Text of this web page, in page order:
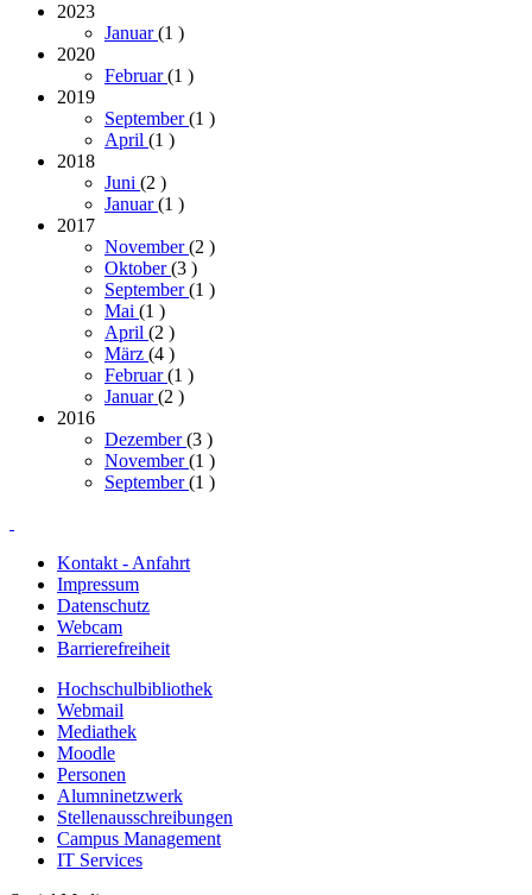
2023
Januar(1 )
2020
Februar(1 )
2019
September(1 )
April (1 )
2018
Juni (2 )
Januar(1 )
2017
November(2 )
Oktober(3 )
September(1 )
Mai (1 )
April (2 )
März (4 )
Februar(1 )
Januar(2 )
2016
Dezember(3 )
November(1 )
September(1 )
Kontakt - Anfahrt
Impressum
Datenschutz
Webcam
Barrierefreiheit
Hochschulbibliothek
Webmail
Mediathek
Moodle
Personen
Alumninetzwerk
Stellenausschreibungen
Campus Management
IT Services